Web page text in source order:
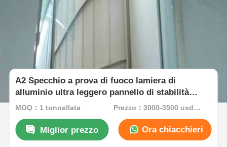
A2 Specchio a prova di fuoco lamiera di
alluminio ultra leggero pannello di stabilità
termica per la parete di cortina
MOQ：1 tonnellata Prezzo：3000-3500 usd/ton
Miglior prezzo Ora chiacchieri